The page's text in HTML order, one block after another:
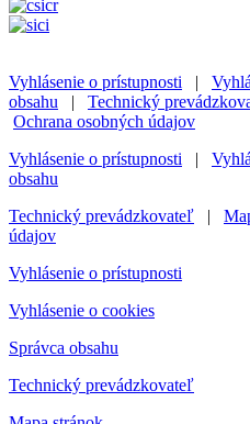
Vyhlásenie o prístupnosti |
obsahu | Technický
Ochrana osobných údajov
Vyhlásenie o prístupnosti |
obsahu
Technický prevádzkovateľ |
údajov
Vyhlásenie o prístupnosti
Vyhlásenie o cookies
Správca obsahu
Technický prevádzkovateľ